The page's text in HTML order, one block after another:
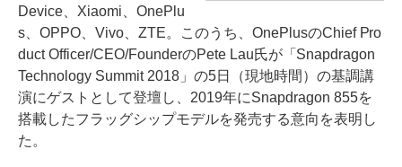
Device、Xiaomi、OnePlu
s、OPPO、Vivo、ZTE。このうち、OnePlusのChief Pro
duct Officer/CEO/FounderのPete Lau氏が「Snapdragon
Technology Summit 2018」の5日（現地時間）の基調講
演にゲストとして登壇し、2019年にSnapdragon 855を
搭載したフラッグシップモデルを発売する意向を表明し
た。